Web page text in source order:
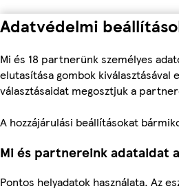
Adatvédelmi
Mi és 18 partnerünk személyes
elutasítása gombok
választásaidat megosztjuk a
A hozzájárulási beállításokat
Mi és partnereink adataidat
Pontos helyadatok használata. Az